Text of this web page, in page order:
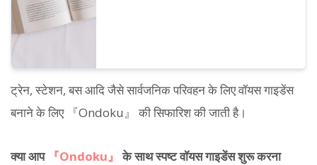
ट्रेन, स्टेशन, बस आदि जैसे सार्वजनिक परिवहन के लिए वॉयस गाइडेंस
बनाने के लिए 『Ondoku』 की सिफारिश की जाती है।
क्या आप 『Ondoku』 के साथ स्पष्ट वॉयस गाइडेंस शुरू करना